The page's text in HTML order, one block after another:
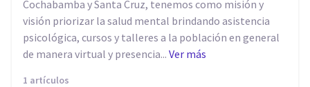
Cochabamba y Santa Cruz, tenemos como misión y
visión priorizar la salud mental brindando asistencia
psicológica, cursos y talleres a la población en general
de manera virtual y presencia... Ver más
1 artículos